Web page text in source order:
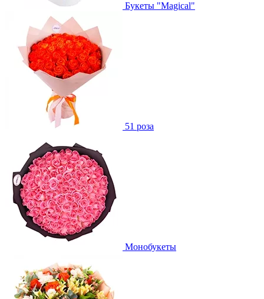
Букеты "Magical"
51 роза
Монобукеты